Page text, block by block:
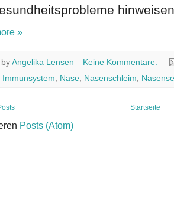
»
Angelika Lensen
Keine Kommentare:
Immunsystem Nase Nasenschleim
Startseite
Posts (Atom)